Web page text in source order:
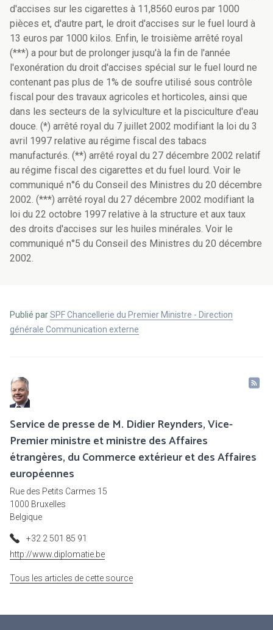
d'accises sur les cigarettes à 11,8560 euros par 1000
pièces et, d'autre part, le droit d'accises sur le fuel lourd à
13 euros par 1000 kilos. Enfin, le troisième arrêté royal
(***) a pour but de prolonger jusqu'à la fin de l'année
l'exonération du droit d'accises spécial sur le fuel lourd ne
contenant pas plus de 1% de soufre utilisé sous contrôle
fiscal pour des travaux agricoles et horticoles, ainsi que
dans les secteurs de la sylviculture et la pisciculture d'eau
douce. (*) arrêté royal du 7 juillet 2002 modifiant la loi du 3
avril 1997 relative au régime fiscal des tabacs
manufacturés. (**) arrêté royal du 27 décembre 2002 relatif
au régime fiscal des cigarettes et du fuel lourd. Voir le
communiqué n°6 du Conseil des Ministres du 20 décembre
2002. (***) arrêté royal du 27 décembre 2002 modifiant la
loi du 22 octobre 1997 relative à la structure et aux taux
des droits d'accises sur les huiles minérales. Voir le
communiqué n°5 du Conseil des Ministres du 20 décembre
2002.
Publié parSPF Chancellerie du Premier Ministre - Direction
générale Communication externe
Service de presse de M. Didier Reynders, Vice-
Premier ministre et ministre des Affaires
étrangères, du Commerce extérieur et des Affaires
européennes
Rue des Petits Carmes 15
1000 Bruxelles
Belgique
+32 2 501 85 91
http://www.diplomatie.be
Tous les articles de cette source